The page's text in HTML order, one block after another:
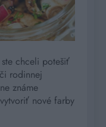
chceli potešiť
rodinnej
známe
nové farby